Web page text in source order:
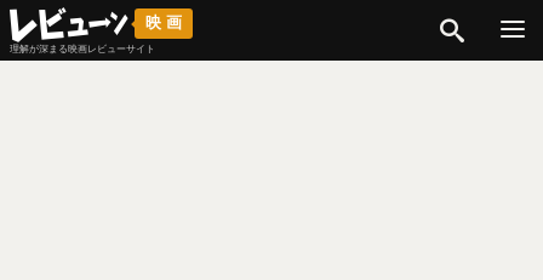
映画
理解が深まる映画レビューサイト